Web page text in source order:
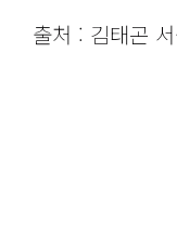
출처 : 김태곤